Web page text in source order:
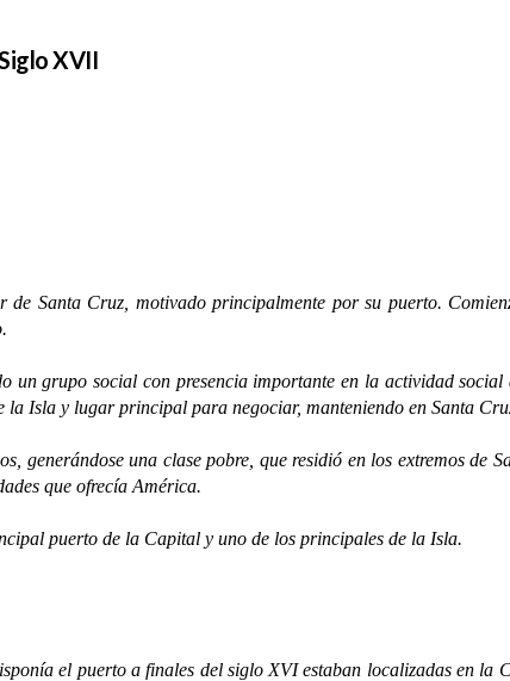
XVII
Cruz, motivado principalmente por su puerto.
grupo social con presencia importante en la actividad social
Isla y lugar principal para negociar, manteniendo en Santa
una clase pobre, que residió en los extremos de
que ofrecía América.
puerto de la Capital y uno de los principales de la Isla.
el puerto a finales del siglo XVI estaban localizadas en la